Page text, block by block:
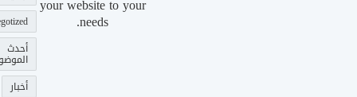
your website to your
needs.
أحدث
أخبار